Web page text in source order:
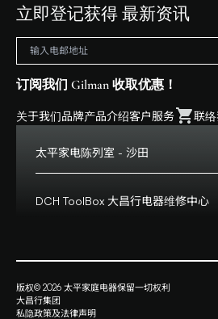
立即登记获得 最新资讯
订阅我们 Gilman 收取优惠！
关于我们品牌产品介绍客户服务 联
太平家电陈列室 - 沙田
地址:
沙田乡事会路138号
DCH ToolBox 大昌行电器维修中心
查看地点
营业时间:
版权© 2026 太平家庭电器保留一切权利
大昌行集团
私隐政策及法律声明